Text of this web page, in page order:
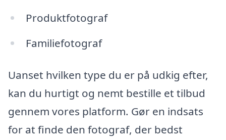
Produktfotograf
Familiefotograf
Uanset hvilken type du er på udkig efter,
kan du hurtigt og nemt bestille et tilbud
gennem vores platform. Gør en indsats
for at finde den fotograf, der bedst